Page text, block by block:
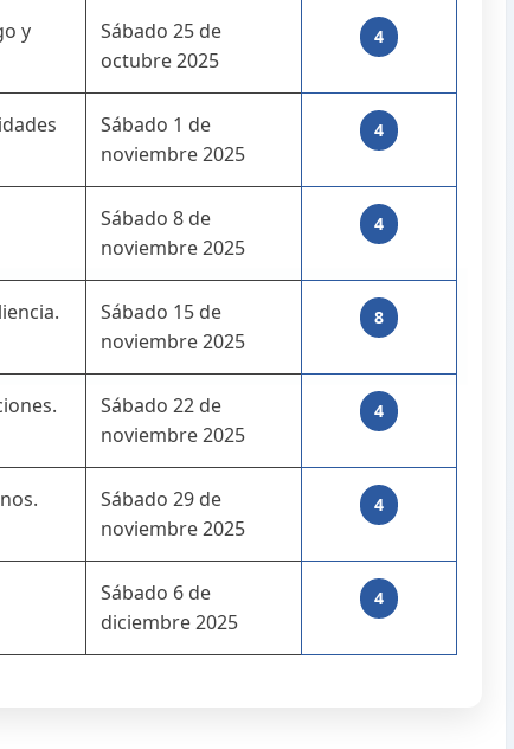
y
Sábado 25 de
octubre 2025
4
Sábado 1 de
noviembre 2025
4
Sábado 8 de
noviembre 2025
4
Sábado 15 de
noviembre 2025
8
Sábado 22 de
noviembre 2025
4
Sábado 29 de
noviembre 2025
4
Sábado 6 de
diciembre 2025
4